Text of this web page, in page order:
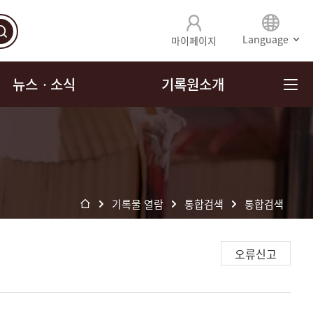
마이페이지 Language
뉴스ㆍ소식 기록원소개
기록물 열람 통합검색 통합검색
오류신고